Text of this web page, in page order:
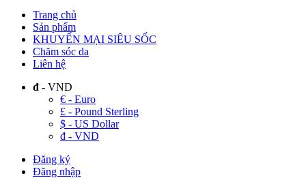
Trang chủ
Sản phẩm
KHUYẾN MẠI SIÊU SỐC
Chăm sóc da
Liên hệ
đ - VND
€ - Euro
£ - Pound Sterling
$ - US Dollar
đ - VND
Đăng ký
Đăng nhập